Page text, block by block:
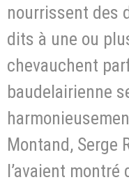
nourrissent des
dits à une ou
chevauchent
baudelairienne
Montand, Serge
l’avaient